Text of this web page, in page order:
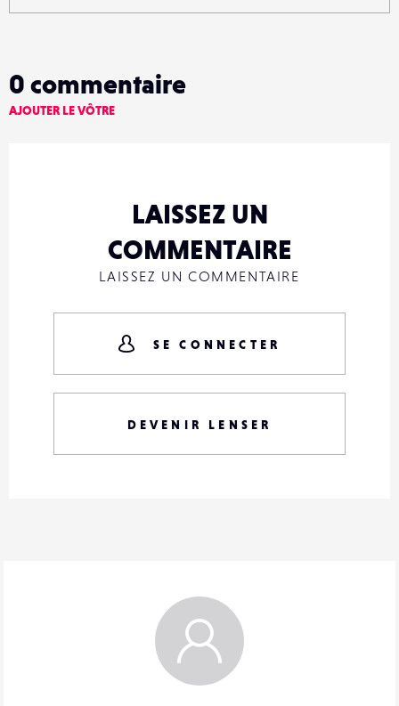
0 commentaire
AJOUTER LE VÔTRE
LAISSEZ UN
COMMENTAIRE
LAISSEZ UN COMMENTAIRE
SE CONNECTER
DEVENIR LENSER